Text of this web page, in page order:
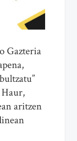
Gazteria
aritzen